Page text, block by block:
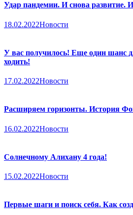
Удар пандемии. И снова развитие.
18.02.2022Новости
У вас получилось! Еще один шанс
ходить!
17.02.2022Новости
Расширяем горизонты. История
16.02.2022Новости
Солнечному Алихану 4 года!
15.02.2022Новости
Первые шаги и поиск себя. Как